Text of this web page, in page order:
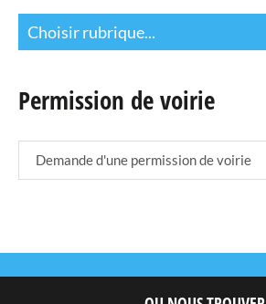
Choisir rubrique...
Agenda
eRaider
Téléchargements
Permission de voirie
Demande d'une permission de voirie